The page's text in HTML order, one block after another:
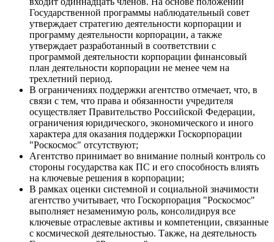
Государственной программы наблюдательный совет
утверждает стратегию деятельности корпорации и
программу деятельности корпорации, а также
утверждает разработанный в соответствии с
программой деятельности корпорации финансовый
план деятельности корпорации не менее чем на
трехлетний период.
В ограничениях поддержки агентство отмечает, что, в
связи с тем, что права и обязанности учредителя
осуществляет Правительство Российской Федерации,
ограничения юридического, экономического и иного
характера для оказания поддержки Госкорпорации
"Роскосмос" отсутствуют;
Агентство принимает во внимание полный контроль со
стороны государства как ПС и его способность влиять
на ключевые решения в корпорации;
В рамках оценки системной и социальной значимости
агентство учитывает, что Госкорпорация "Роскосмос"
выполняет незаменимую роль, консолидируя все
ключевые отраслевые активы и компетенции, связанные
с космической деятельностью. Также, на деятельность